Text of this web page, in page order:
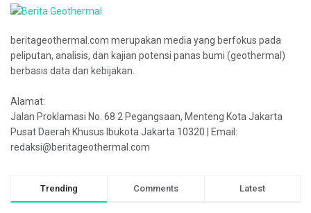
beritageothermal.com merupakan media yang berfokus pada
peliputan, analisis, dan kajian potensi panas bumi (geothermal)
berbasis data dan kebijakan.
Alamat:
Jalan Proklamasi No. 68 2 Pegangsaan, Menteng Kota Jakarta
Pusat Daerah Khusus Ibukota Jakarta 10320 | Email:
redaksi@beritageothermal.com
Trending Comments Latest